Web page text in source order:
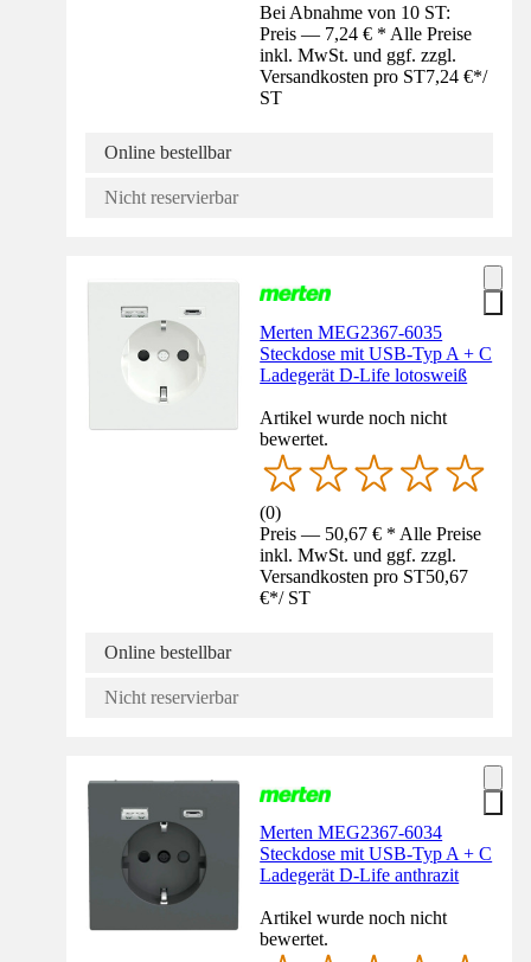
Bei Abnahme von 10 ST:
Preis — 7,24 € * Alle Preise
inkl. MwSt. und ggf. zzgl.
Versandkosten pro ST7,24 €*/
ST
Online bestellbar
Nicht reservierbar
Merten MEG2367-6035
Steckdose mit USB-Typ A + C
Ladegerät D-Life lotosweiß
Artikel wurde noch nicht
bewertet.
(0)
Preis — 50,67 € * Alle Preise
inkl. MwSt. und ggf. zzgl.
Versandkosten pro ST50,67
€*/ ST
Online bestellbar
Nicht reservierbar
Merten MEG2367-6034
Steckdose mit USB-Typ A + C
Ladegerät D-Life anthrazit
Artikel wurde noch nicht
bewertet.